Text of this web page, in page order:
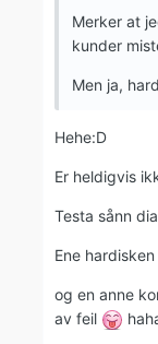
Merker at
kunder
Men ja,
Hehe:D
Er heldigvis
Testa sånn
Ene
og en anne
av feil